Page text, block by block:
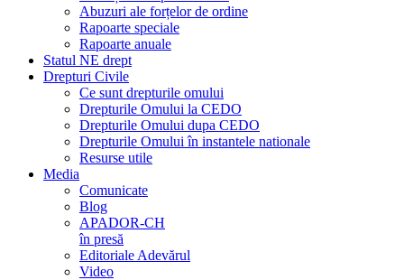
Abuzuri ale forțelor de ordine
Rapoarte speciale
Rapoarte anuale
Statul NE drept
Drepturi Civile
Ce sunt drepturile omului
Drepturile Omului la CEDO
Drepturile Omului dupa CEDO
Drepturile Omului în instantele nationale
Resurse utile
Media
Comunicate
Blog
APADOR-CH
în presă
Editoriale Adevărul
Video